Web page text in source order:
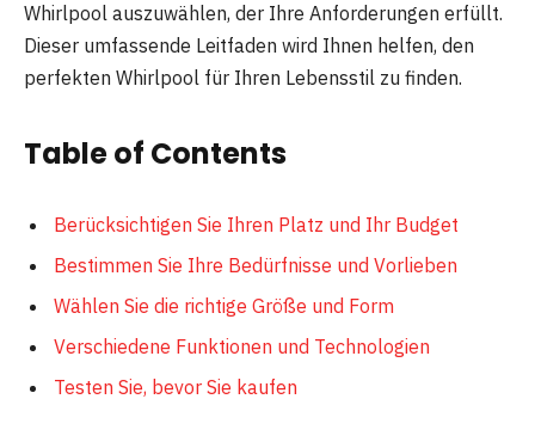
Whirlpool auszuwählen, der Ihre Anforderungen erfüllt.
Dieser umfassende Leitfaden wird Ihnen helfen, den
perfekten Whirlpool für Ihren Lebensstil zu finden.
Table of Contents
Berücksichtigen Sie Ihren Platz und Ihr Budget
Bestimmen Sie Ihre Bedürfnisse und Vorlieben
Wählen Sie die richtige Größe und Form
Verschiedene Funktionen und Technologien
Testen Sie, bevor Sie kaufen